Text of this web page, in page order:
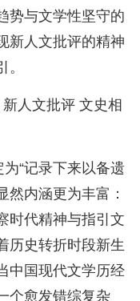
势与文学性坚守的
新人文批评的精神
人文批评 文史相
为“记录下来以备遗
然内涵更为丰富：
时代精神与指引文
历史转折时段新生
中国现代文学历经
个愈发错综复杂